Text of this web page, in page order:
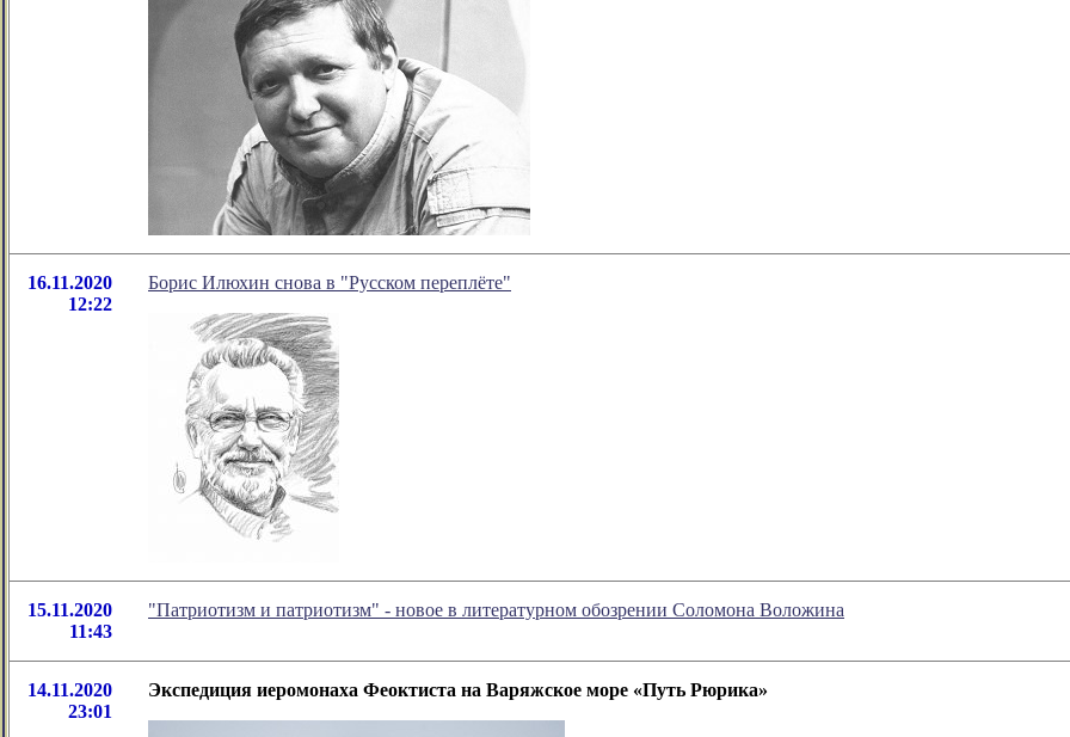
16.11.2020
12:22
Борис Илюхин снова в "Русском переплёте"
15.11.2020
11:43
"Патриотизм и патриотизм" - новое в литературном обозрении Соломона Воложина
14.11.2020
23:01
Экспедиция иеромонаха Феоктиста на Варяжское море «Путь Рюрика»